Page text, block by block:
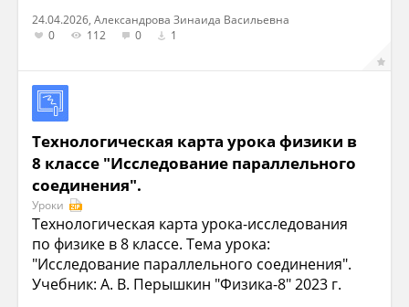
24.04.2026, Александрова Зинаида Васильевна
0
112 0 1
Технологическая карта урока физики в
8 классе "Исследование параллельного
соединения".
Уроки
Технологическая карта урока-исследования
по физике в 8 классе. Тема урока:
"Исследование параллельного соединения".
Учебник: А. В. Перышкин "Физика-8" 2023 г.